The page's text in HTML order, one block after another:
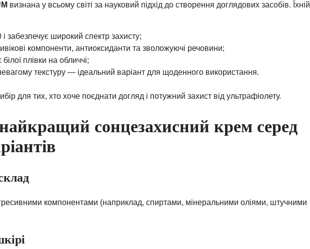
визнана у всьому світі за науковий підхід до створення доглядових засобів. Їхній
забезпечує широкий спектр захисту;
компоненти, антиоксиданти та зволожуючі речовини;
плівки на обличчі;
текстуру — ідеальний варіант для щоденного використання.
для тих, хто хоче поєднати догляд і потужний захист від ультрафіолету.
сонцезахисний крем серед
компонентами (наприклад, спиртами, мінеральними оліями, штучними